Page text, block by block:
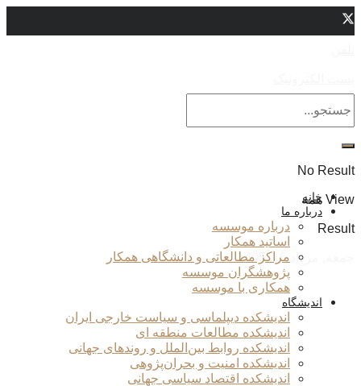
No Result
View همه
Result
جمعه, مرداد 16, 1405
خانه
درباره ما
درباره موسسه
اساتید همکار
مراکز مطالعاتی و دانشگاهی همکار
پژوهشگران موسسه
همکاری با موسسه
اندیشگاه
اندیشکده دیپلماسی و سیاست خارجی ایران
اندیشکده مطالعات منطقه ای
اندیشکده روابط بین‌الملل و روندهای جهانی
اندیشکده امنیت و بحران‌پژوهی
اندیشکده اقتصاد سیاسی جهانی